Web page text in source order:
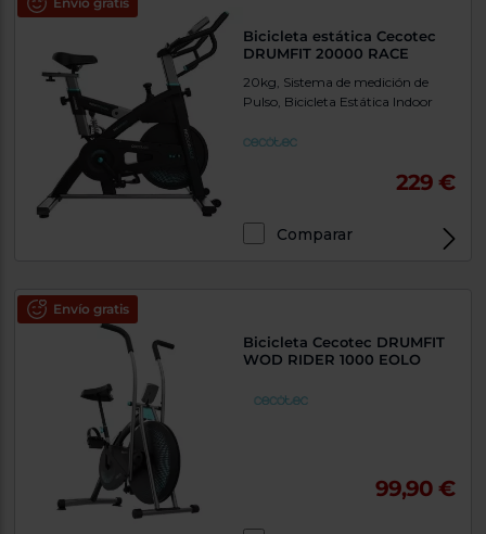
Bicicleta estática Cecotec
DRUMFIT 20000 RACE
20kg, Sistema de medición de
Pulso, Bicicleta Estática Indoor
229 €
Comparar
Envío gratis
Bicicleta Cecotec DRUMFIT
WOD RIDER 1000 EOLO
99,90 €